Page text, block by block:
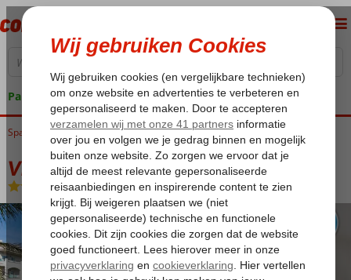
Pakketgarantie
Home
Spanje Balearen Mallorca Playa de Muro Viva Blue & Spa
Viva Blue & Spa
Logies en ontbijt -Hotel